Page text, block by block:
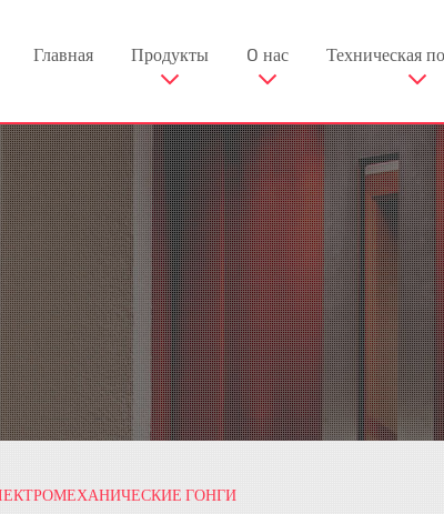
Главная Продукты O нас Техническая
ГОНГИ